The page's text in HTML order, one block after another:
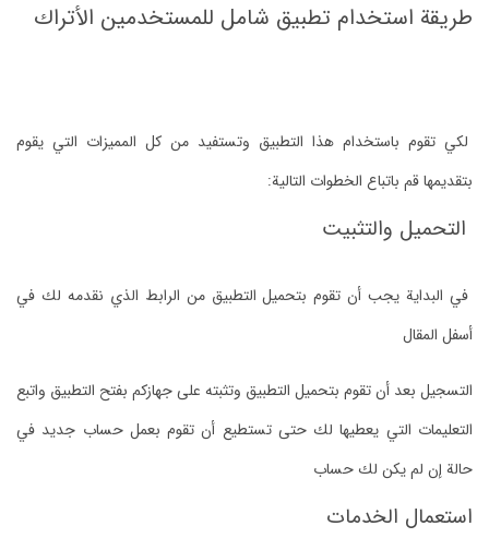
طريقة استخدام تطبيق شامل للمستخدمين الأتراك
لكي تقوم باستخدام هذا التطبيق وتستفيد من كل المميزات التي يقوم
بتقديمها قم باتباع الخطوات التالية:
التحميل والتثبيت
في البداية يجب أن تقوم بتحميل التطبيق من الرابط الذي نقدمه لك في
أسفل المقال
التسجيل بعد أن تقوم بتحميل التطبيق وتثبته على جهازكم بفتح التطبيق واتبع
التعليمات التي يعطيها لك حتى تستطيع أن تقوم بعمل حساب جديد في
حالة إن لم يكن لك حساب
استعمال الخدمات